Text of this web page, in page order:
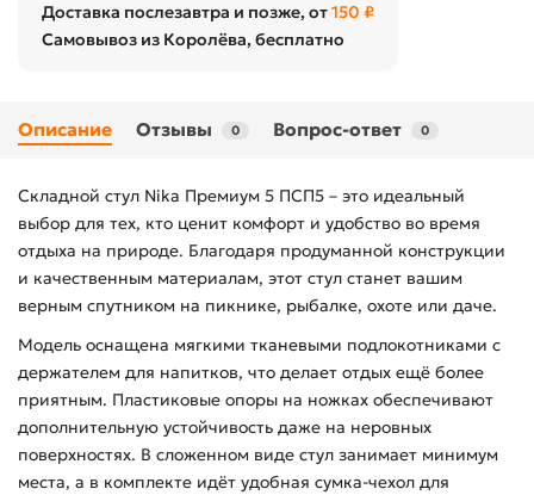
Доставка послезавтра и позже, от150 ₽
Самовывоз из Королёва, бесплатно
Описание Отзывы 0 Вопрос-ответ 0
Складной стул Nika Премиум 5 ПСП5 – это идеальный
выбор для тех, кто ценит комфорт и удобство во время
отдыха на природе. Благодаря продуманной конструкции
и качественным материалам, этот стул станет вашим
верным спутником на пикнике, рыбалке, охоте или даче.
Модель оснащена мягкими тканевыми подлокотниками с
держателем для напитков, что делает отдых ещё более
приятным. Пластиковые опоры на ножках обеспечивают
дополнительную устойчивость даже на неровных
поверхностях. В сложенном виде стул занимает минимум
места, а в комплекте идёт удобная сумка-чехол для